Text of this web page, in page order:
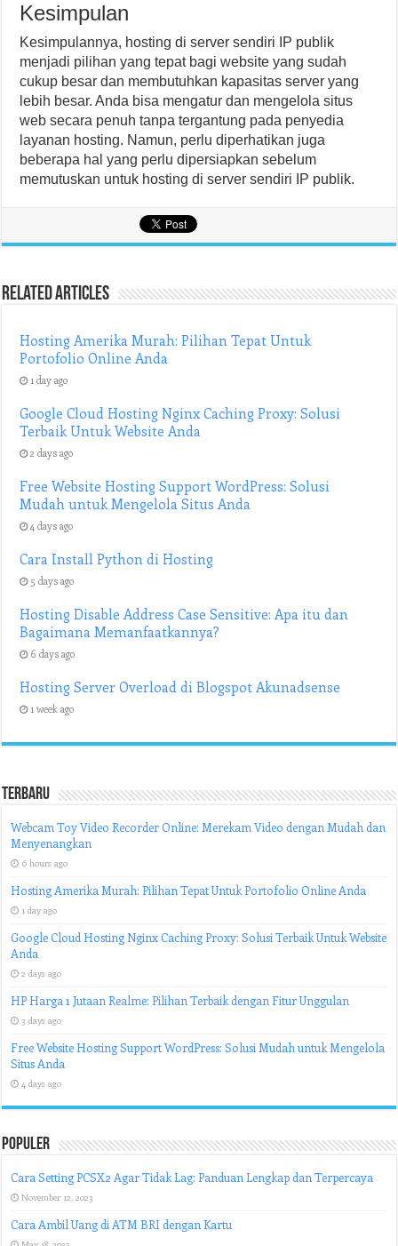
Kesimpulan
Kesimpulannya, hosting di server sendiri IP publik
menjadi pilihan yang tepat bagi website yang sudah
cukup besar dan membutuhkan kapasitas server yang
lebih besar. Anda bisa mengatur dan mengelola situs
web secara penuh tanpa tergantung pada penyedia
layanan hosting. Namun, perlu diperhatikan juga
beberapa hal yang perlu dipersiapkan sebelum
memutuskan untuk hosting di server sendiri IP publik.
Related Articles
Hosting Amerika Murah: Pilihan Tepat Untuk
Portofolio Online Anda
1 day ago
Google Cloud Hosting Nginx Caching Proxy: Solusi
Terbaik Untuk Website Anda
2 days ago
Free Website Hosting Support WordPress: Solusi
Mudah untuk Mengelola Situs Anda
4 days ago
Cara Install Python di Hosting
5 days ago
Hosting Disable Address Case Sensitive: Apa itu dan
Bagaimana Memanfaatkannya?
6 days ago
Hosting Server Overload di Blogspot Akunadsense
1 week ago
Terbaru
Webcam Toy Video Recorder Online: Merekam Video dengan Mudah dan
Menyenangkan
6 hours ago
Hosting Amerika Murah: Pilihan Tepat Untuk Portofolio Online Anda
1 day ago
Google Cloud Hosting Nginx Caching Proxy: Solusi Terbaik Untuk Website
Anda
2 days ago
HP Harga 1 Jutaan Realme: Pilihan Terbaik dengan Fitur Unggulan
3 days ago
Free Website Hosting Support WordPress: Solusi Mudah untuk Mengelola
Situs Anda
4 days ago
Populer
Cara Setting PCSX2 Agar Tidak Lag: Panduan Lengkap dan Terpercaya
November 12, 2023
Cara Ambil Uang di ATM BRI dengan Kartu